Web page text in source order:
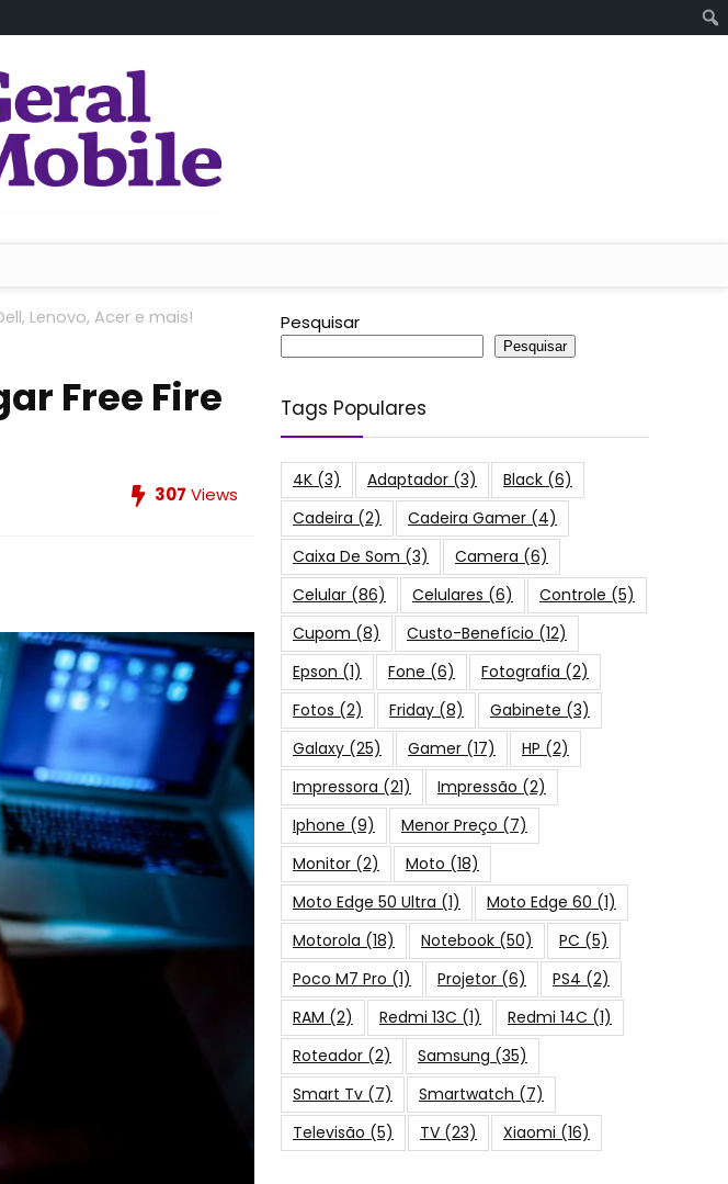
Lenovo, Acer e mais!
Free Fire
307 Views
Pesquisar
Pesquisar
Tags Populares
4K (3) Adaptador (3) Black (6)
Cadeira (2) Cadeira Gamer (4)
Caixa De Som (3) Camera (6)
Celular (86) Celulares (6) Controle (5)
Cupom (8) Custo-Benefício (12)
Epson (1) Fone (6) Fotografia (2)
Fotos (2) Friday (8) Gabinete (3)
Galaxy (25) Gamer (17) HP (2)
Impressora (21) Impressão (2)
Iphone (9) Menor Preço (7)
Monitor (2) Moto (18)
Moto Edge 50 Ultra (1) Moto Edge 60 (1)
Motorola (18) Notebook (50) PC (5)
Poco M7 Pro (1) Projetor (6) PS4 (2)
RAM (2) Redmi 13C (1) Redmi 14C (1)
Roteador (2) Samsung (35)
Smart Tv (7) Smartwatch (7)
Televisão (5) TV (23) Xiaomi (16)